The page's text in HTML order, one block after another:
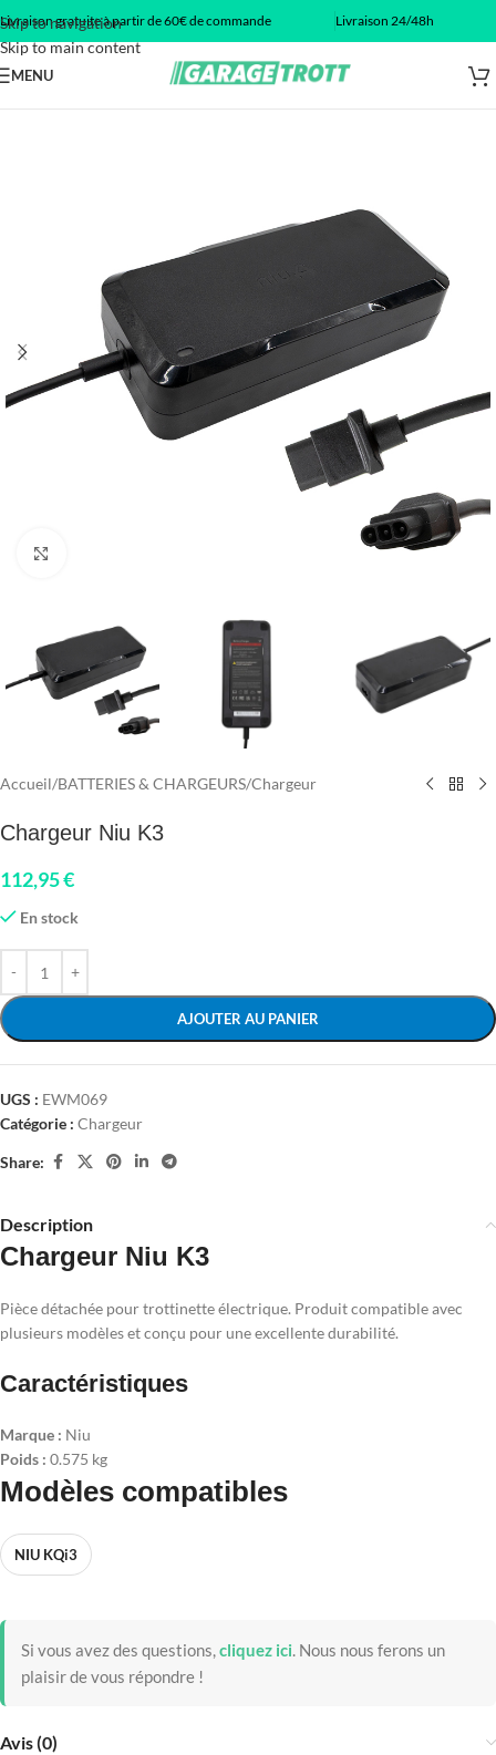
Skip to navigation
Skip to main content
Livraison gratuite à partir de 60€ de commande Livraison 24/48h
MENU
Accueil/BATTERIES & CHARGEURS/Chargeur
Chargeur Niu K3
112,95€
En stock
AJOUTER AU PANIER
UGS : EWM069
Catégorie : Chargeur
Share:
Description
Chargeur Niu K3
Pièce détachée pour trottinette électrique. Produit compatible avec
plusieurs modèles et conçu pour une excellente durabilité.
Caractéristiques
Marque : Niu
Poids : 0.575 kg
Modèles compatibles
NIU KQi3
Si vous avez des questions,cliquez ici. Nous nous ferons un
plaisir de vous répondre !
Avis (0)